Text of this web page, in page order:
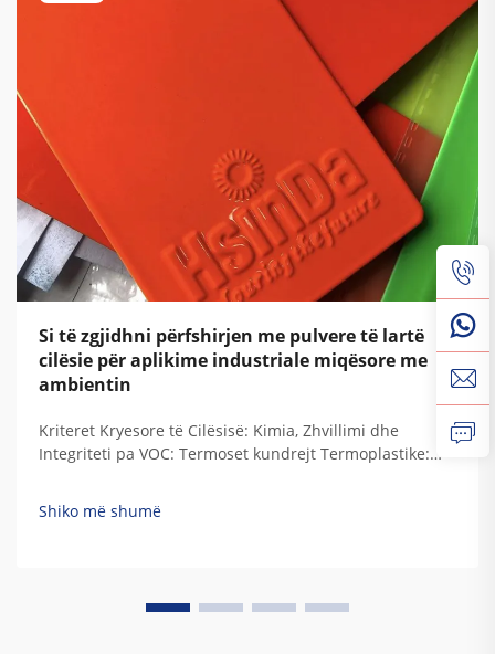
Si të zgjidhni përfshirjen me pulvere të lartë
cilësie për aplikime industriale miqësore me
ambientin
Kriteret Kryesore të Cilësisë: Kimia, Zhvillimi dhe
Integriteti pa VOC: Termoset kundrejt Termoplastike:
Qëndrueshmërisë Industriale Kur rezinet termoset
zhvillohen, ato krijojnë këto lidhje të përhershme të
Shiko më shumë